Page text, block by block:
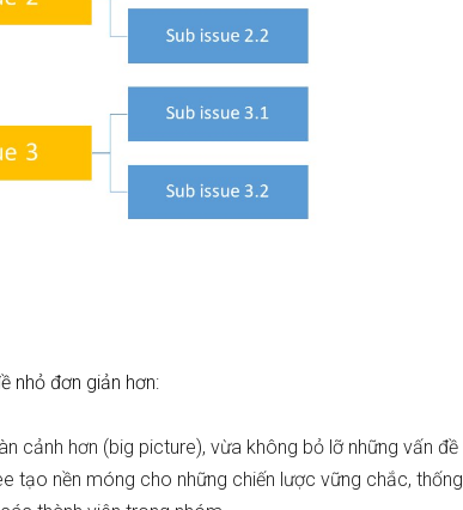
nhỏ đơn giản hơn:
cảnh hơn (big picture), vừa không bỏ lỡ những vấn đề
tạo nền móng cho những chiến lược vững chắc, thống